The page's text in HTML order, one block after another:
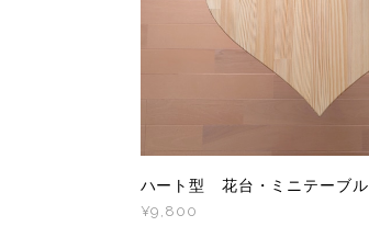
ハート型 花台・ミニテーブル
¥9,800